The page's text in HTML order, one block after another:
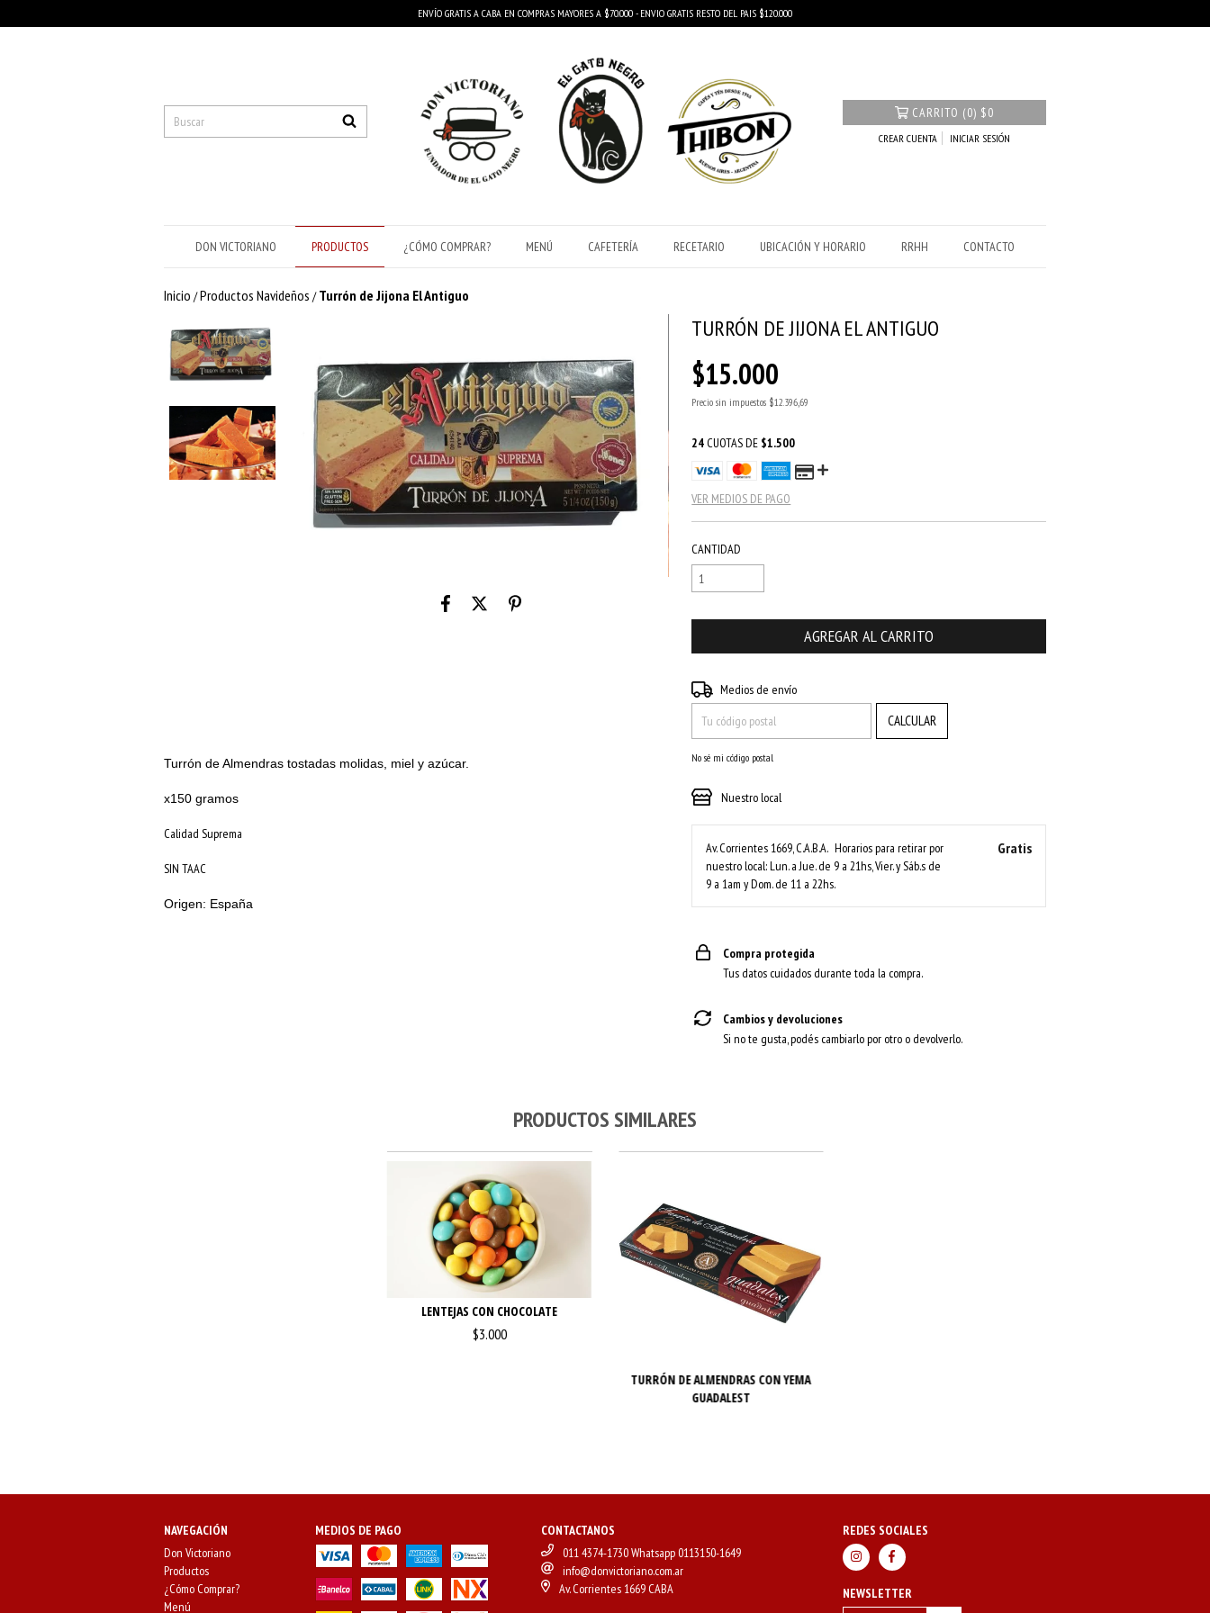
ENVÍO GRATIS A CABA EN COMPRAS MAYORES A $70.000 - ENVIO GRATIS RESTO DEL PAIS $120.000
CARRITO (0) $0
CREAR CUENTA INICIAR SESIÓN
DON VICTORIANO PRODUCTOS ¿CÓMO COMPRAR? MENÚ CAFETERÍA RECETARIO UBICACIÓN Y HORARIO RRHH CONTACTO
Inicio /Productos Navideños / Turrón de Jijona El Antiguo
Turrón de Almendras tostadas molidas, miel y azúcar.
x150 gramos
Calidad Suprema
SIN TAAC
Origen: España
TURRÓN DE JIJONA EL ANTIGUO
$15.000
Precio sin impuestos $12.396,69
24 CUOTAS DE $1.500
VER MEDIOS DE PAGO
CANTIDAD
Entregas para el CP:
Medios de envío
CALCULAR
No sé mi código postal
Nuestro local
Av. Corrientes 1669, C.A.B.A. Horarios para retirar por
nuestro local: Lun. a Jue. de 9 a 21hs, Vier. y Sáb.s de
9 a 1am y Dom. de 11 a 22hs.
Gratis
Compra protegida
Tus datos cuidados durante toda la compra.
Cambios y devoluciones
Si no te gusta, podés cambiarlo por otro o devolverlo.
PRODUCTOS SIMILARES
LENTEJAS CON CHOCOLATE
$3.000
TURRÓN DE ALMENDRAS CON YEMA
GUADALEST
NAVEGACIÓN
Don Victoriano
Productos
¿Cómo Comprar?
Menú
MEDIOS DE PAGO
CONTACTANOS
011 4374-1730 Whatsapp 0113150-1649
info@donvictoriano.com.ar
Av. Corrientes 1669 CABA
REDES SOCIALES
NEWSLETTER